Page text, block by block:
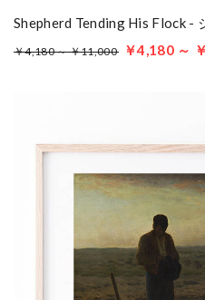
Shepherd Tending His Flock -
￥4,180 ～ ￥11,000 ￥4,180 ～